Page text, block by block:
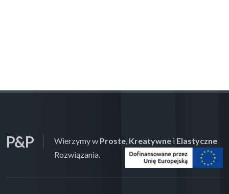
P&P Wierzymy w Proste, Kreatywne i Elastyczne
Rozwiązania.